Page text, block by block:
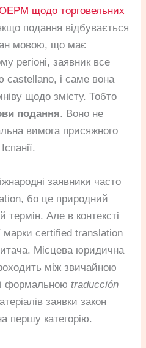
щодо торговельних
подання відбувається
мовою, що має
регіоні, заявник все
castellano, і саме вона
щодо змісту. Тобто
подання. Воно не
вимога присяжного
заявники часто
бо це природний
Але в контексті
марки certified translation
Місцева юридична
між звичайною
і формальноюtraducción
заявки закон
першу категорію.